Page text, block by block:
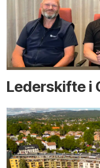
Lederskifte i